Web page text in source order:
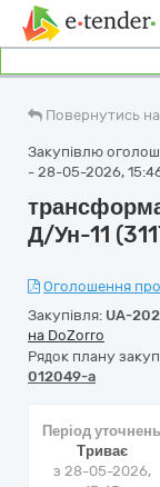
Повернутись
Закупівлю
- 28-05-2026,
Д/Ун-11
Оголошення
Закупівля: UA-
на DoZorro
Рядок плану
012049-a
Період уточнень
Триває
з 28-05-2026,